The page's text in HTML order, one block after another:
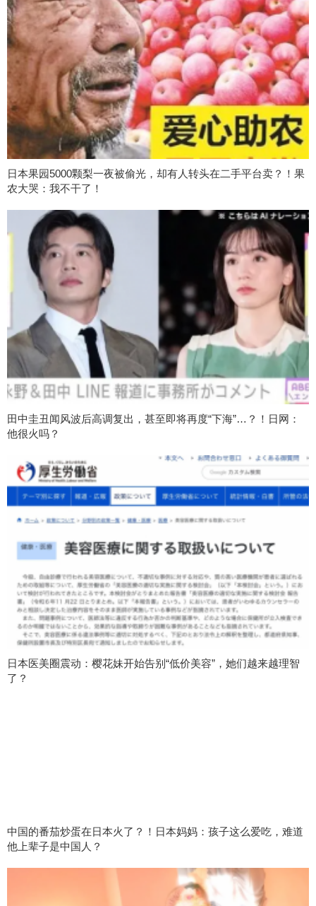
日本果园5000颗梨一夜被偷光，却有人转头在二手平台卖？！果
农大哭：我不干了！
田中圭丑闻风波后高调复出，甚至即将再度“下海”…？！日网：
他很火吗？
日本医美圈震动：樱花妹开始告别“低价美容”，她们越来越理智
了？
中国的番茄炒蛋在日本火了？！日本妈妈：孩子这么爱吃，难道
他上辈子是中国人？